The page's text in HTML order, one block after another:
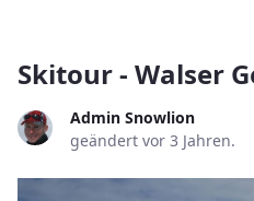
Skitour - Walser
Admin Snowlion
geändert vor 3 Jahren.